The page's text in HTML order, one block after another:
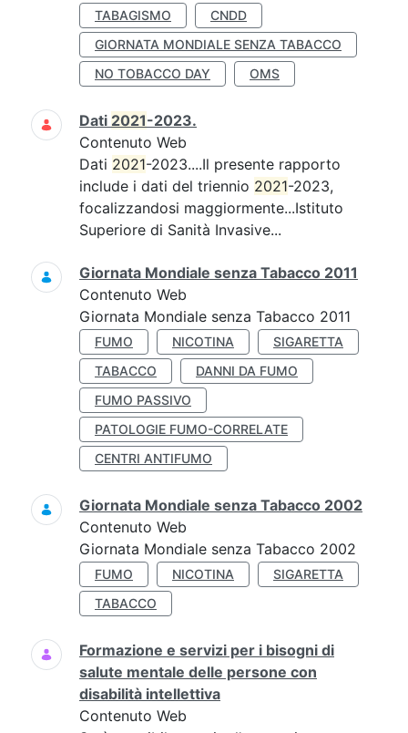
TABAGISMO
CNDD
GIORNATA MONDIALE SENZA TABACCO
NO TOBACCO DAY
OMS
Dati 2021-2023.
Contenuto Web
Dati 2021-2023....Il presente rapporto
include i dati del triennio 2021-2023,
focalizzandosi maggiormente...Istituto
Superiore di Sanità Invasive...
Giornata Mondiale senza Tabacco 2011
Contenuto Web
Giornata Mondiale senza Tabacco 2011
FUMO NICOTINA
SIGARETTA
TABACCO
DANNI DA FUMO
FUMO PASSIVO
PATOLOGIE FUMO-CORRELATE
CENTRI ANTIFUMO
Giornata Mondiale senza Tabacco 2002
Contenuto Web
Giornata Mondiale senza Tabacco 2002
FUMO NICOTINA
SIGARETTA
TABACCO
Formazione e servizi per i bisogni di
salute mentale delle persone con
disabilità intellettiva
Contenuto Web